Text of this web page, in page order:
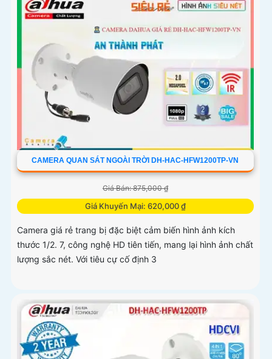
CAMERA QUAN SÁT NGOÀI TRỜI DH-HAC-HFW1200TP-VN
Giá Bán: 875,000 ₫
Giá Khuyến Mại: 620,000 ₫
Camera giá rẻ trang bị đặc biệt cảm biến hình ảnh kích
thước 1/2. 7, công nghệ HD tiên tiến, mang lại hình ảnh chất
lượng sắc nét. Với tiêu cự cố định 3